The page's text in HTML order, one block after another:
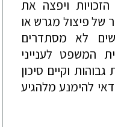
ויפצה את
של פיצול מגרש או
לא מסתדרים
המשפט לענייני
וקיים סיכון
להימנע מלהגיע